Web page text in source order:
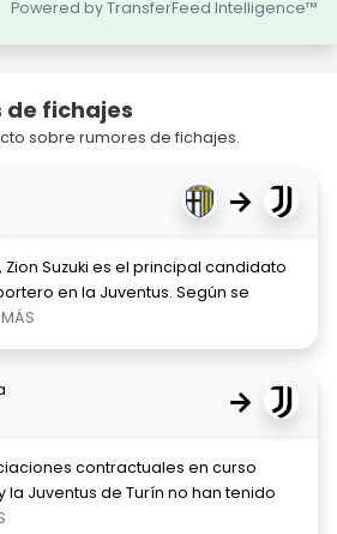
Powered by TransferFeed Intelligence™
de fichajes
sobre rumores de fichajes.
→
Suzuki es el principal candidato
en la Juventus. Según se
MÁS
→
contractuales en curso
la Juventus de Turín no han tenido